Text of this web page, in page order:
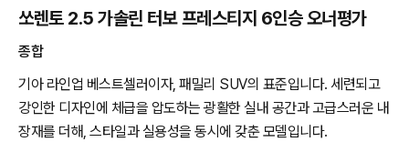
쏘렌토 2.5 가솔린 터보 프레스티지 6인승 오너평가
종합
기아 라인업 베스트셀러이자, 패밀리 SUV의 표준입니다. 세련되고
강인한 디자인에 체급을 압도하는 광활한 실내 공간과 고급스러운 내
장재를 더해, 스타일과 실용성을 동시에 갖춘 모델입니다.